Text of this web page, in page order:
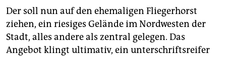
Der soll nun auf den ehemaligen Fliegerhorst
ziehen, ein riesiges Gelände im Nordwesten der
Stadt, alles andere als zentral gelegen. Das
Angebot klingt ultimativ, ein unterschriftsreifer